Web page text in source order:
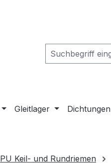
Gleitlager Dichtungen
PU Keil- und Rundriemen